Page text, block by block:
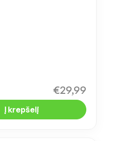
€29,99
Į krepšelį